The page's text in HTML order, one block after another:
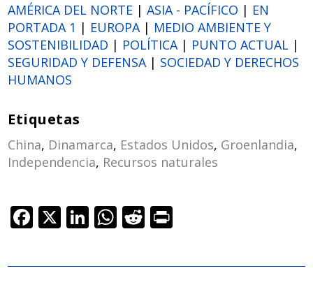
AMÉRICA DEL NORTE |ASIA - PACÍFICO | EN
PORTADA 1 | EUROPA| MEDIO AMBIENTE Y
SOSTENIBILIDAD | POLÍTICA| PUNTO ACTUAL |
SEGURIDAD Y DEFENSA| SOCIEDAD Y DERECHOS
HUMANOS
Etiquetas
China, Dinamarca, Estados Unidos, Groenlandia,
Independencia, Recursos naturales
F
e
X Li
k
W
at
R
d t